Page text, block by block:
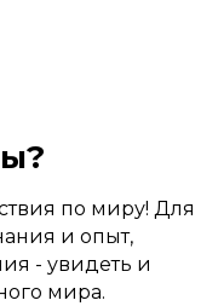
по миру! Для
и опыт,
- увидеть и
мира.